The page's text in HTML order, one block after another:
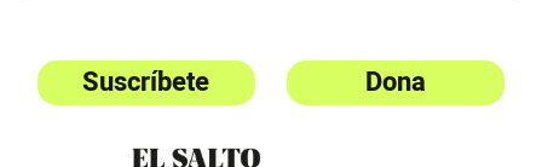
Suscríbete Dona